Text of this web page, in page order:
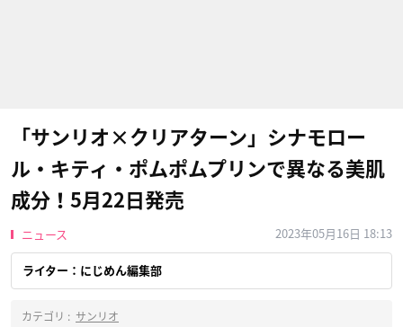
「サンリオ×クリアターン」シナモロー
ル・キティ・ポムポムプリンで異なる美肌
成分！5月22日発売
ニュース 2023年05月16日 18:13
ライター：にじめん編集部
カテゴリ : サンリオ